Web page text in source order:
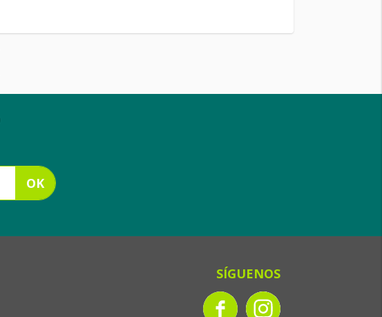
OK
SÍGUENOS